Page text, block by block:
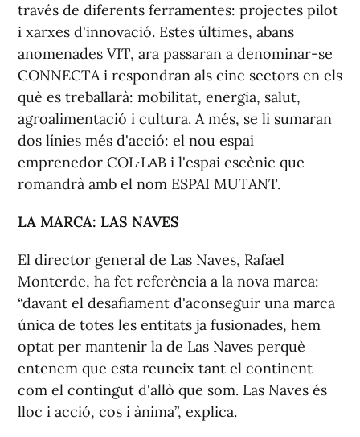
través de diferents ferramentes: projectes pilot
i xarxes d'innovació. Estes últimes, abans
anomenades VIT, ara passaran a denominar-se
CONNECTA i respondran als cinc sectors en els
què es treballarà: mobilitat, energia, salut,
agroalimentació i cultura. A més, se li sumaran
dos línies més d'acció: el nou espai
emprenedor COL·LAB i l'espai escènic que
romandrà amb el nom ESPAI MUTANT.
LA MARCA: LAS NAVES
El director general de Las Naves, Rafael
Monterde, ha fet referència a la nova marca:
“davant el desafiament d'aconseguir una marca
única de totes les entitats ja fusionades, hem
optat per mantenir la de Las Naves perquè
entenem que esta reuneix tant el continent
com el contingut d'allò que som. Las Naves és
lloc i acció, cos i ànima”, explica.